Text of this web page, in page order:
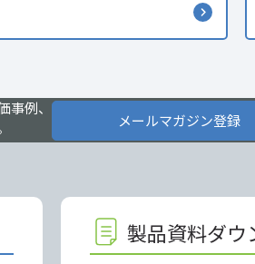
例、
メールマガジン登録
製品資料ダウ